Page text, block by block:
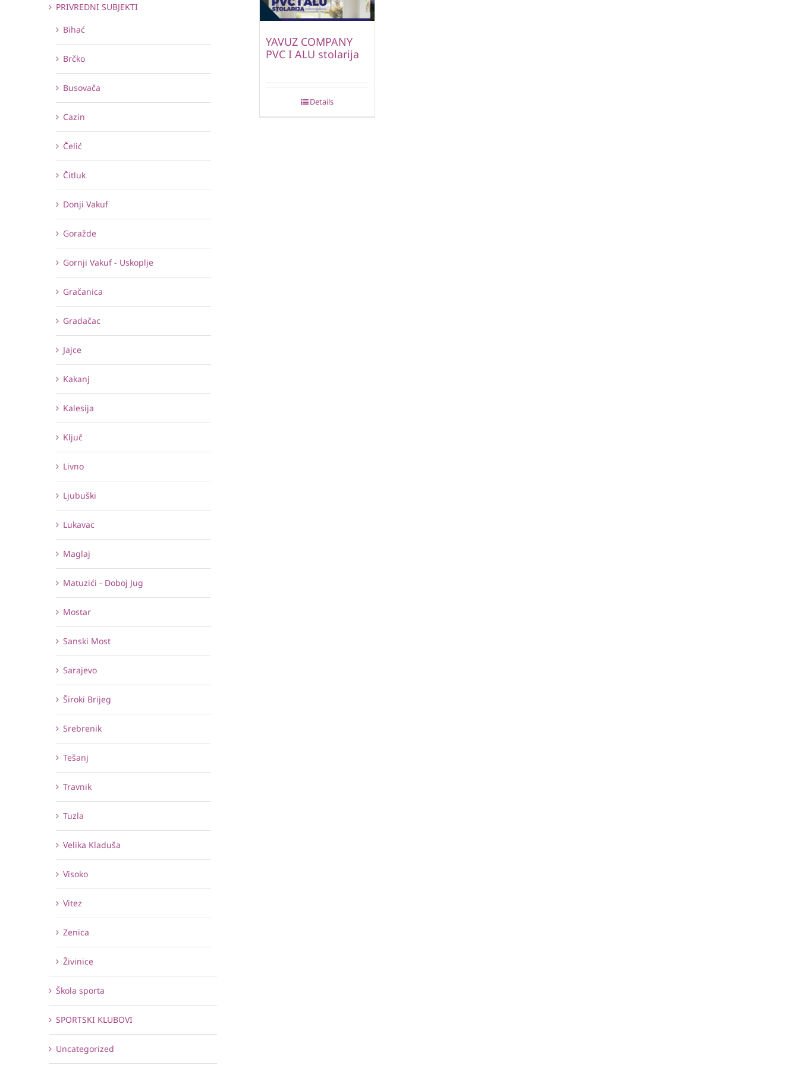
YAVUZ COMPANY
PVC I ALU stolarija
Details
PRIVREDNI SUBJEKTI
Bihać
Brčko
Busovača
Cazin
Čelić
Čitluk
Donji Vakuf
Goražde
Gornji Vakuf - Uskoplje
Gračanica
Gradačac
Jajce
Kakanj
Kalesija
Ključ
Livno
Ljubuški
Lukavac
Maglaj
Matuzići - Doboj Jug
Mostar
Sanski Most
Sarajevo
Široki Brijeg
Srebrenik
Tešanj
Travnik
Tuzla
Velika Kladuša
Visoko
Vitez
Zenica
Živinice
Škola sporta
SPORTSKI KLUBOVI
Uncategorized